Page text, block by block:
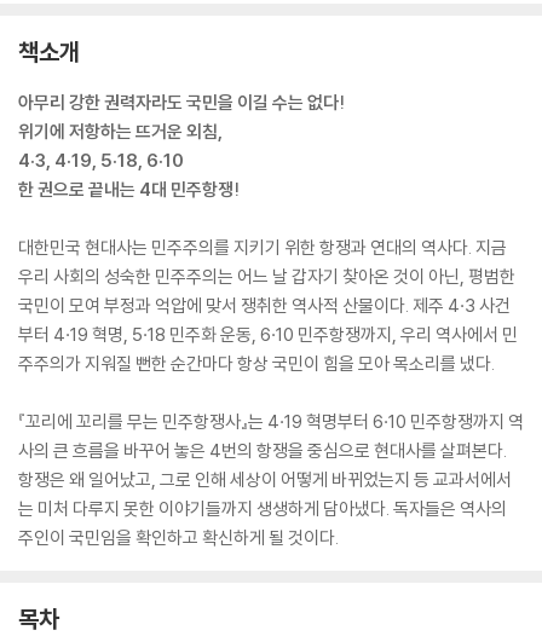
책소개
아무리 강한 권력자라도 국민을 이길 수는 없다!
위기에 저항하는 뜨거운 외침,
4·3, 4·19, 5·18, 6·10
한 권으로 끝내는 4대 민주항쟁!
대한민국 현대사는 민주주의를 지키기 위한 항쟁과 연대의 역사다. 지금
우리 사회의 성숙한 민주주의는 어느 날 갑자기 찾아온 것이 아닌, 평범한
국민이 모여 부정과 억압에 맞서 쟁취한 역사적 산물이다. 제주 4·3 사건
부터 4·19 혁명, 5·18 민주화 운동, 6·10 민주항쟁까지, 우리 역사에서 민
주주의가 지워질 뻔한 순간마다 항상 국민이 힘을 모아 목소리를 냈다.
『꼬리에 꼬리를 무는 민주항쟁사』는 4·19 혁명부터 6·10 민주항쟁까지 역
사의 큰 흐름을 바꾸어 놓은 4번의 항쟁을 중심으로 현대사를 살펴본다.
항쟁은 왜 일어났고, 그로 인해 세상이 어떻게 바뀌었는지 등 교과서에서
는 미처 다루지 못한 이야기들까지 생생하게 담아냈다. 독자들은 역사의
주인이 국민임을 확인하고 확신하게 될 것이다.
목차